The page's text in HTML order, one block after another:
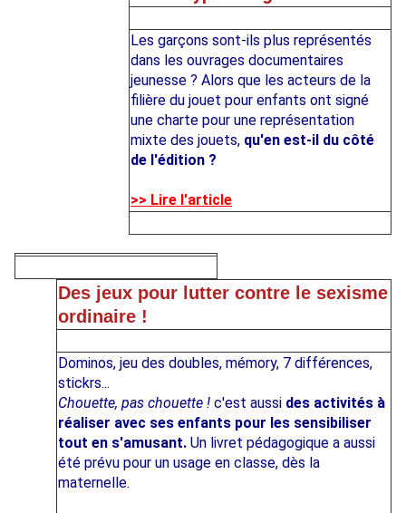
Les garçons sont-ils plus représentés
dans les ouvrages documentaires
jeunesse ? Alors que les acteurs de la
filière du jouet pour enfants ont signé
une charte pour une représentation
mixte des jouets, qu'en est-il du côté
de l'édition ?
>> Lire l'article
Des jeux pour lutter contre le sexisme
ordinaire !
Dominos, jeu des doubles, mémory, 7 différences,
stickrs...
Chouette, pas chouette ! c'est aussi des activités à
réaliser avec ses enfants pour les sensibiliser
tout en s'amusant. Un livret pédagogique a aussi
été prévu pour un usage en classe, dès la
maternelle.